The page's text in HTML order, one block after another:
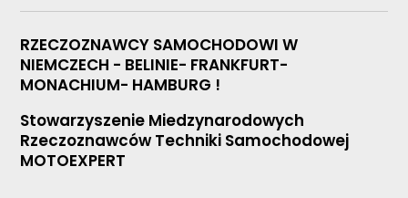
RZECZOZNAWCY SAMOCHODOWI W
NIEMCZECH - BELINIE- FRANKFURT-
MONACHIUM- HAMBURG !
Stowarzyszenie Miedzynarodowych
Rzeczoznawców Techniki Samochodowej
MOTOEXPERT